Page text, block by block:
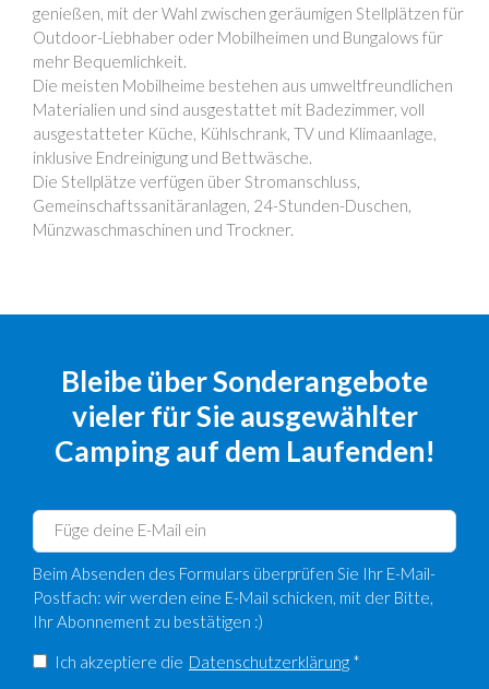
genießen, mit der Wahl zwischen geräumigen Stellplätzen für
Outdoor-Liebhaber oder Mobilheimen und Bungalows für
mehr Bequemlichkeit.
Die meisten Mobilheime bestehen aus umweltfreundlichen
Materialien und sind ausgestattet mit Badezimmer, voll
ausgestatteter Küche, Kühlschrank, TV und Klimaanlage,
inklusive Endreinigung und Bettwäsche.
Die Stellplätze verfügen über Stromanschluss,
Gemeinschaftssanitäranlagen, 24-Stunden-Duschen,
Münzwaschmaschinen und Trockner.
Bleibe über Sonderangebote
vieler für Sie ausgewählter
Camping auf dem Laufenden!
Beim Absenden des Formulars überprüfen Sie Ihr E-Mail-
Postfach: wir werden eine E-Mail schicken, mit der Bitte,
Ihr Abonnement zu bestätigen :)
Ich akzeptiere die Datenschutzerklärung *